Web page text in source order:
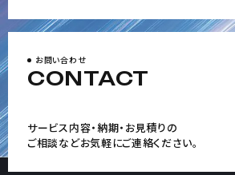
お問い合わせ
CONTACT
サービス内容・納期・お見積りの
ご相談などお気軽にご連絡ください。